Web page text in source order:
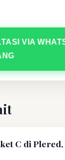
VIA
C di Plered,